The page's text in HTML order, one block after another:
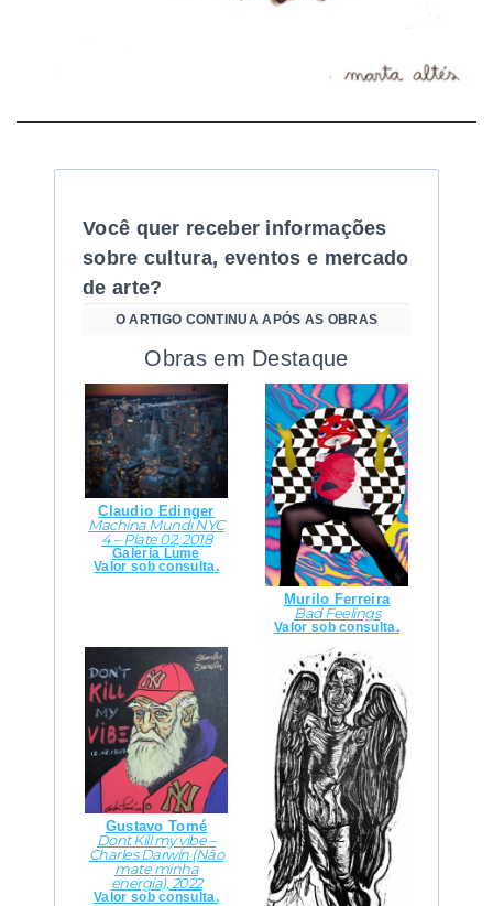
Você quer receber informações
sobre cultura, eventos e mercado
de arte?
Obras em Destaque
Claudio Edinger
Machina Mundi NYC
4 – Plate 02, 2018
Galeria Lume
Valor sob consulta.
Murilo Ferreira
Bad Feelings
Valor sob consulta.
Gustavo Tomé
Dont Kill my vibe –
Charles Darwin (Não
mate minha
energia), 2022
Valor sob consulta.